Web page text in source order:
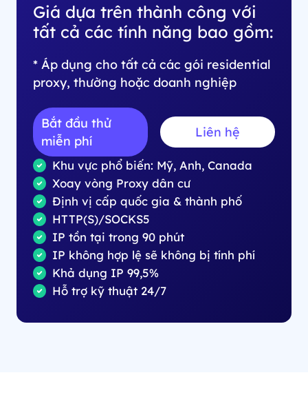
Giá dựa trên thành công với
tất cả các tính năng bao gồm:
* Áp dụng cho tất cả các gói residential
proxy, thường hoặc doanh nghiệp
Bắt đầu thử
miễn phí
Liên hệ
Khu vực phổ biến: Mỹ, Anh, Canada
Xoay vòng Proxy dân cư
Định vị cấp quốc gia & thành phố
HTTP(S)/SOCKS5
IP tồn tại trong 90 phút
IP không hợp lệ sẽ không bị tính phí
Khả dụng IP 99,5%
Hỗ trợ kỹ thuật 24/7